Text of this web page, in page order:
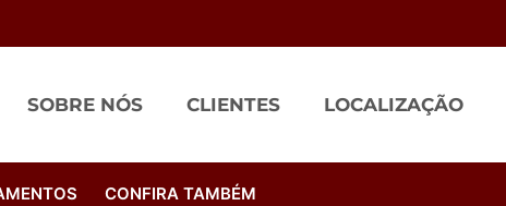
SOBRE NÓS CLIENTES LOCALIZAÇÃO
CONFIRA TAMBÉM